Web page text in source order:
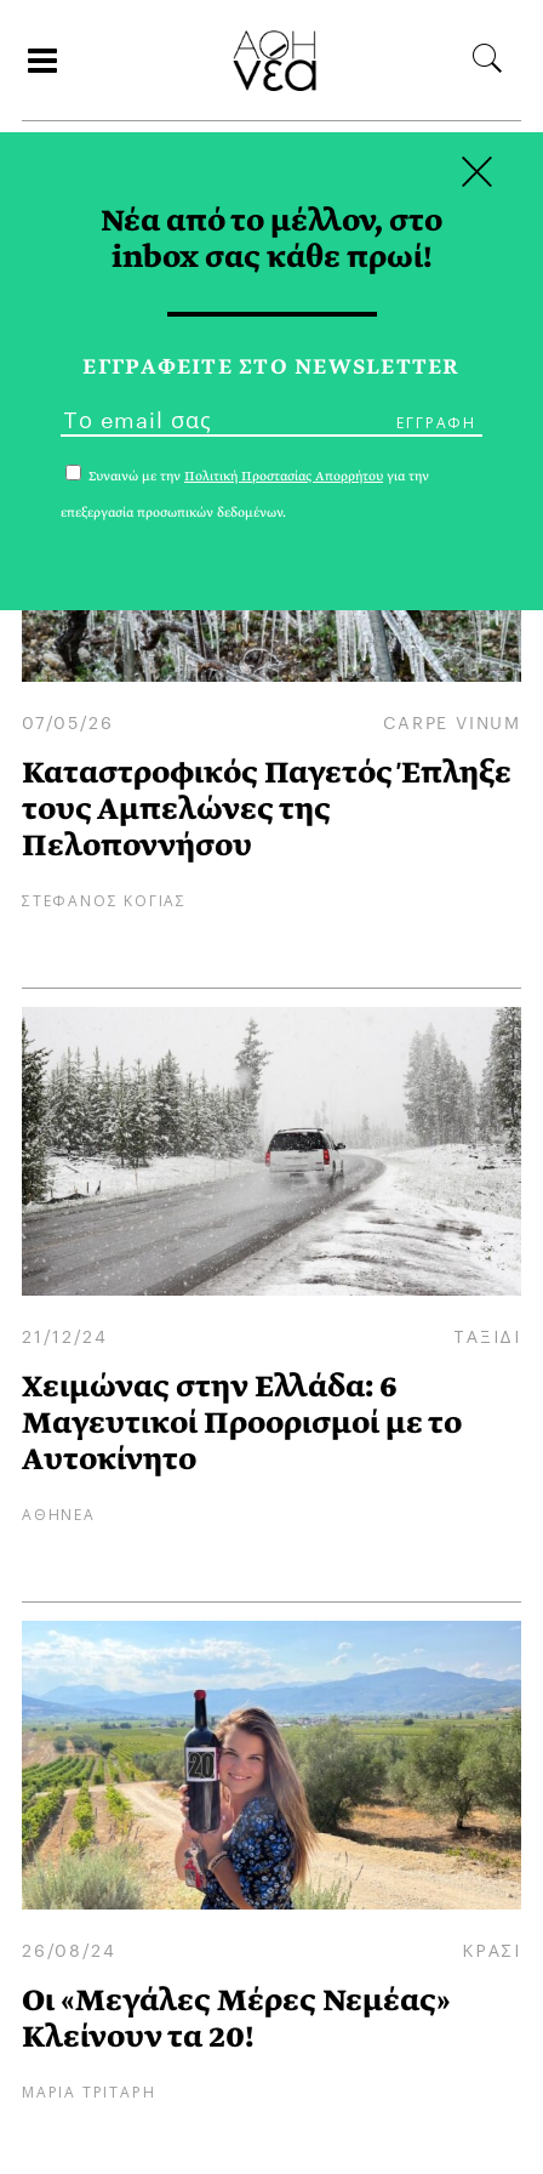
ΝΕΜΕΑ TAG
07/05/26 CARPE VINUM
Καταστροφικός Παγετός Έπληξε
τους Αμπελώνες της
Πελοποννήσου
ΣΤΕΦΑΝΟΣ ΚΟΓΙΑΣ
21/12/24 ΤΑΞΙΔΙ
Χειμώνας στην Ελλάδα: 6
Μαγευτικοί Προορισμοί με το
Aυτοκίνητο
ΑΘΗΝΕΑ
26/08/24 ΚΡΑΣΙ
Οι «Μεγάλες Μέρες Νεμέας»
Κλείνουν τα 20!
ΜΑΡΙΑ ΤΡΙΤΑΡΗ
Νέα από το μέλλον, στο
inbox σας κάθε πρωί!
ΕΓΓPΑΦΕΙΤΕ ΣΤΟ NEWSLETTER
Συναινώ με την Πολιτική Προστασίας Απορρήτου για την
επεξεργασία προσωπικών δεδομένων.
×